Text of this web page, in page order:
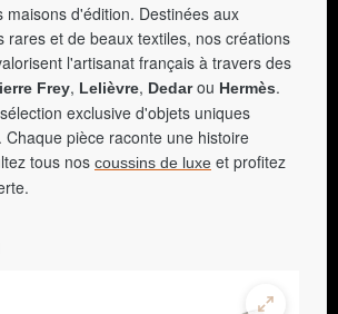
maisons d'édition. Destinées aux
rares et de beaux textiles, nos créations
l'artisanat français à travers des
Frey, Lelièvre, Dedarou Hermès.
exclusive d'objets uniques
Chaque pièce raconte une histoire
tous nos coussins de luxe et profitez